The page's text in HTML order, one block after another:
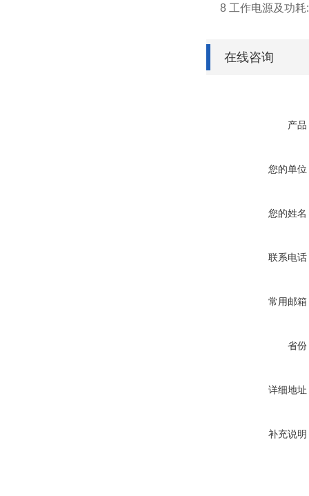
8 工作电源及功
在线咨询
产品
您的单位
您的姓名
联系电话
常用邮箱
省份
详细地址
补充说明